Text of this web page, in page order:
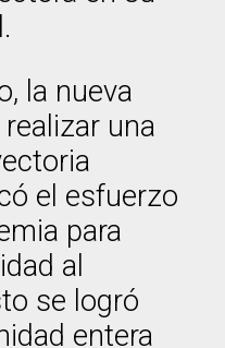
la nueva
una
el esfuerzo
para
al
se logró
entera